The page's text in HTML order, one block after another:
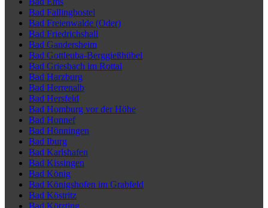
Bad Fallingbostel
Bad Freienwalde (Oder)
Bad Friedrichshall
Bad Gandersheim
Bad Gottleuba-Berggießhübel
Bad Griesbach im Rottal
Bad Harzburg
Bad Herrenalb
Bad Hersfeld
Bad Homburg vor der Höhe
Bad Honnef
Bad Hönningen
Bad Iburg
Bad Karlshafen
Bad Kissingen
Bad König
Bad Königshofen im Grabfeld
Bad Köstritz